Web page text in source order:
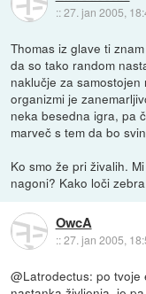
::27. jan 2005,
Thomas iz glave ti
da so tako random
naklučje za
organizmi je
neka besedna igra, pa
marveč s tem da bo
Ko smo že pri živalih.
nagoni? Kako loči
OwcA
::27. jan 2005,
@Latrodectus: po tvoje